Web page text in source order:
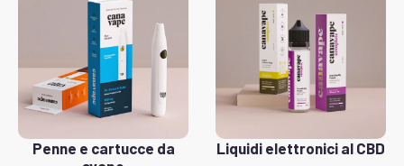
Penne e cartucce da
Liquidi elettronici al CBD